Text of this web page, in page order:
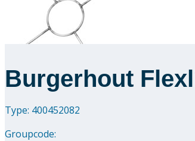
Burgerhout
Type: 400452082
Groupcode: